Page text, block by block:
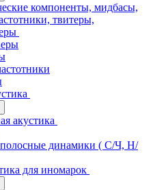
компоненты, мидбасы,
твитеры,
акустика
динамики ( С/Ч, Н/
для иномарок